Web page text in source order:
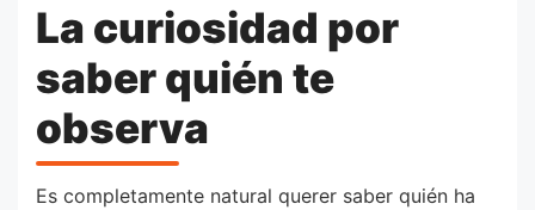
La curiosidad por
saber quién te
observa
Es completamente natural querer saber quién ha